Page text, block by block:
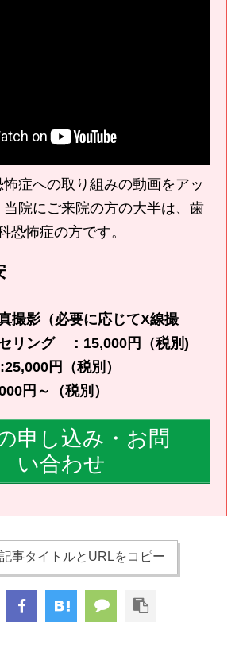
怖症への取り組みの動画をアッ
当院にご来院の方の大半は、歯
恐怖症の方です。
撮影（必要に応じてX線撮
リング ：15,000円（税別)
円（税別）
円～（税別）
申し込み・お問
い合わせ
事タイトルとURLをコピー